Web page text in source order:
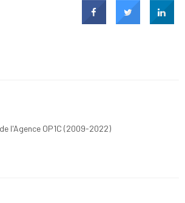
l'Agence OP1C (2009-2022)